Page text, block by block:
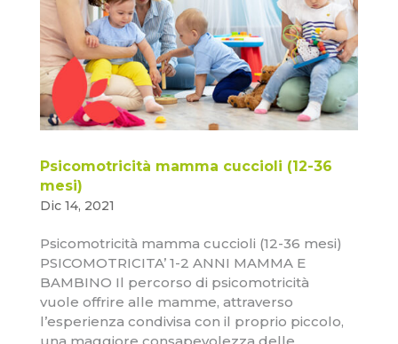
Psicomotricità mamma cuccioli (12-36
mesi)
Dic 14, 2021
Psicomotricità mamma cuccioli (12-36 mesi)
PSICOMOTRICITA’ 1-2 ANNI MAMMA E
BAMBINO Il percorso di psicomotricità
vuole offrire alle mamme, attraverso
l’esperienza condivisa con il proprio piccolo,